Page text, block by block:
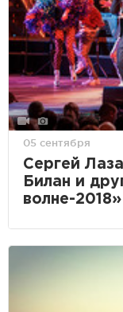
05 сентября
Сергей
Билан и
волне-2018»